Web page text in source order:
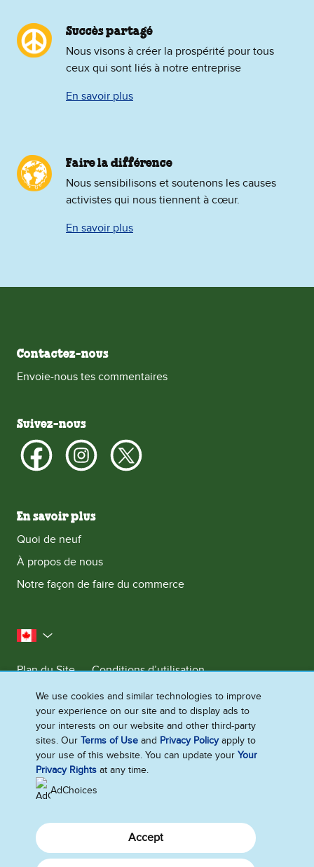
Succès partagé
Nous visons à créer la prospérité pour tous
ceux qui sont liés à notre entreprise
En savoir plus
Faire la différence
Nous sensibilisons et soutenons les causes
activistes qui nous tiennent à cœur.
En savoir plus
Contactez-nous
Envoie-nous tes commentaires
Suivez-nous
En savoir plus
Quoi de neuf
À propos de nous
Notre façon de faire du commerce
le Canada
Plan du Site
Conditions d’utilisation
Contactez-nous
Avis de Confidentialite
Préférences en matière de cookies
©2026 Ben & Jerry's Homemade, Inc. Tous droits réservés. Ce site Web
s'adresse uniquement aux consommateurs canadiens de produits et
services de Ben & Jerry's Homemade, Inc. Ce site Web ne s'adresse pas
aux consommateurs des États-Unis et à l'extérieur du Canada.
We use cookies and similar technologies to improve
your experience on our site and to display ads to
your interests on our website and other third-party
sites. OurTerms of Use and Privacy Policyapply to
your use of this website. You can update yourYour
Privacy Rights at any time.
AdChoices
Accept